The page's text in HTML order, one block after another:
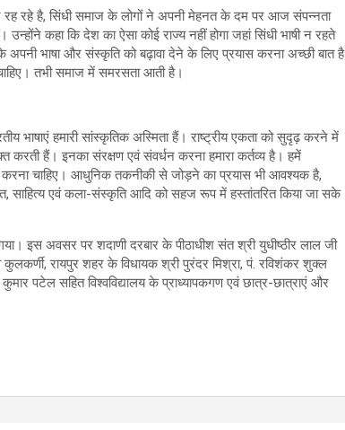
रह रहे है, सिंधी समाज के लोगों ने अपनी मेहनत के दम पर आज संपन्नता
कहा कि देश का ऐसा कोई राज्य नहीं होगा जहां सिंधी भाषी न रहते
भाषा और संस्कृति को बढ़ावा देने के लिए प्रयास करना अच्छी बात है
तभी समाज में समरसता आती है।
भाषाएं हमारी सांस्कृतिक अस्मिता हैं। राष्ट्रीय एकता को सुदृढ़ करने में
करती हैं। इनका संरक्षण एवं संवर्धन करना हमारा कर्तव्य है। हमें
करना चाहिए। आधुनिक तकनीकी से जोड़ने का प्रयास भी आवश्यक है,
साहित्य एवं कला-संस्कृति आदि को सहज रूप में हस्तांतरित किया जा सके
इस अवसर पर शदाणी दरबार के पीठाधीश संत श्री युधीष्ठीर लाल जी
कुलकर्णी, रायपुर शहर के विधायक श्री पुरंदर मिश्रा, पं. रविशंकर शुक्ल
पटेल सहित विश्वविद्यालय के प्राध्यापकगण एवं छात्र-छात्राएं और